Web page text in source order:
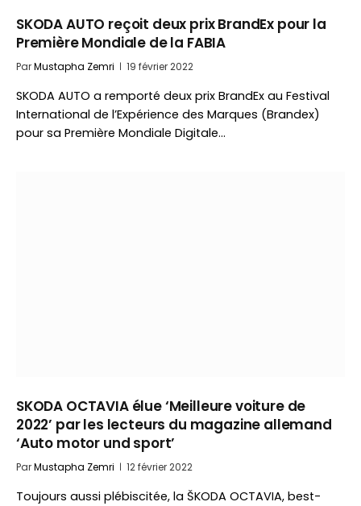
SKODA AUTO reçoit deux prix BrandEx pour la
Première Mondiale de la FABIA
ParMustapha Zemri 19 février 2022
SKODA AUTO a remporté deux prix BrandEx au Festival
International de l’Expérience des Marques (Brandex)
pour sa Première Mondiale Digitale…
SKODA OCTAVIA élue ‘Meilleure voiture de
2022’ par les lecteurs du magazine allemand
‘Auto motor und sport’
ParMustapha Zemri 12 février 2022
Toujours aussi plébiscitée, la ŠKODA OCTAVIA, best-